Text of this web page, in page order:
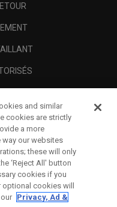
and similar
cookies are strictly
a more
way our websites
these will only
‘Reject All' button
cookies if you
cookies will
Privacy, Ad &